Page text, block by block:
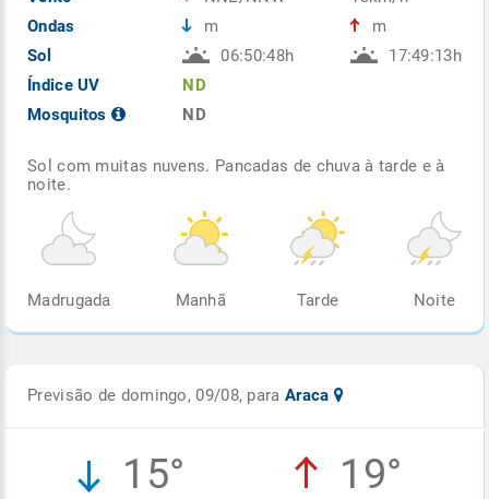
Ondas
Sol
Índice UV
Mosquitos
m
06:50:48h
ND
ND
m
17:49:13h
Sol com muitas nuvens. Pancadas de chuva à tarde e à
noite.
Madrugada Manhã Tarde Noite
Previsão de domingo, 09/08, para Araca
15° 19°